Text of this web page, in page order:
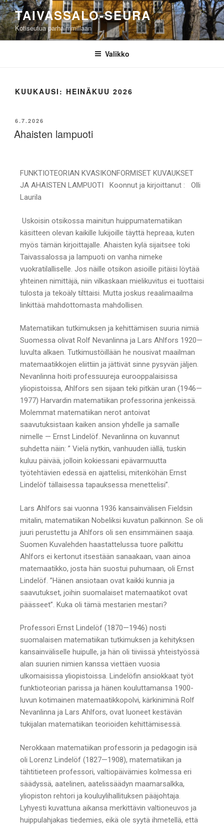
TAIVASSALO-SEURA
Kotiseutua parhaimmillaan
Valikko
KUUKAUSI: HEINÄKUU 2026
6.7.2026
Ahaisten lampuoti
FUNKTIOTEORIAN KVASIKONFORMISET KUVAUKSET
JA AHAISTEN LAMPUOTI Koonnut ja kirjoittanut : Olli
Laurila
Uskoisin otsikossa mainitun huippumatematiikan
käsitteen olevan kaikille lukijoille täyttä hepreaa, kuten
myös tämän kirjoittajalle. Ahaisten kylä sijaitsee toki
Taivassalossa ja lampuoti on vanha nimeke
vuokratilalliselle. Jos näille otsikon asioille pitäisi löytää
yhteinen nimittäjä, niin vilkaskaan mielikuvitus ei tuottaisi
tulosta ja tekoäly tilttaisi. Mutta joskus reaalimaailma
linkittää mahdottomasta mahdollisen.
Matematiikan tutkimuksen ja kehittämisen suuria nimiä
Suomessa olivat Rolf Nevanlinna ja Lars Ahlfors 1920—
luvulta alkaen. Tutkimustöillään he nousivat maailman
matemaatikkojen eliittiin ja jättivät sinne pysyvän jäljen.
Nevanlinna hoiti professuureja eurooppalaisissa
yliopistoissa, Ahlfors sen sijaan teki pitkän uran (1946—
1977) Harvardin matematiikan professorina jenkeissä.
Molemmat matematiikan nerot antoivat
saavutuksistaan kaiken ansion yhdelle ja samalle
nimelle — Ernst Lindelöf. Nevanlinna on kuvannut
suhdetta näin: ” Vielä nytkin, vanhuuden iällä, tuskin
kuluu päivää, jolloin kokiessani epävarmuutta
työtehtävien edessä en ajattelisi, mitenköhän Ernst
Lindelöf tällaisessa tapauksessa menettelisi”.
Lars Ahlfors sai vuonna 1936 kansainvälisen Fieldsin
mitalin, matematiikan Nobeliksi kuvatun palkinnon. Se oli
juuri perustettu ja Ahlfors oli sen ensimmäinen saaja.
Suomen Kuvalehden haastattelussa tuore palkittu
Ahlfors ei kertonut itsestään sanaakaan, vaan ainoa
matemaatikko, josta hän suostui puhumaan, oli Ernst
Lindelöf. ”Hänen ansiotaan ovat kaikki kunnia ja
saavutukset, joihin suomalaiset matemaatikot ovat
päässeet”. Kuka oli tämä mestarien mestari?
Professori Ernst Lindelöf (1870—1946) nosti
suomalaisen matematiikan tutkimuksen ja kehityksen
kansainväliselle huipulle, ja hän oli tiiviissä yhteistyössä
alan suurien nimien kanssa viettäen vuosia
ulkomaisissa yliopistoissa. Lindelöfin ansiokkaat työt
funktioteorian parissa ja hänen kouluttamansa 1900-
luvun kotimainen matemaatikkopolvi, kärkiniminä Rolf
Nevanlinna ja Lars Ahlfors, ovat luoneet kestävän
tukijalan matematiikan teorioiden kehittämisessä.
Nerokkaan matematiikan professorin ja pedagogin isä
oli Lorenz Lindelöf (1827—1908), matematiikan ja
tähtitieteen professori, valtiopäivämies kolmessa eri
säädyssä, aatelinen, aatelissäädyn maamarsalkka,
yliopiston rehtori ja kouluylihallituksen pääjohtaja.
Lyhyesti kuvattuna aikansa merkittävin valtioneuvos ja
huippulahjakas tiedemies, eikä ole syytä ihmetellä, että